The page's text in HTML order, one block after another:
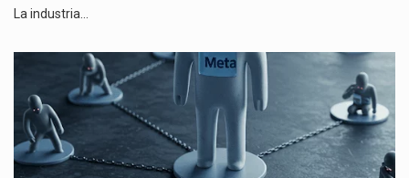
La industria…